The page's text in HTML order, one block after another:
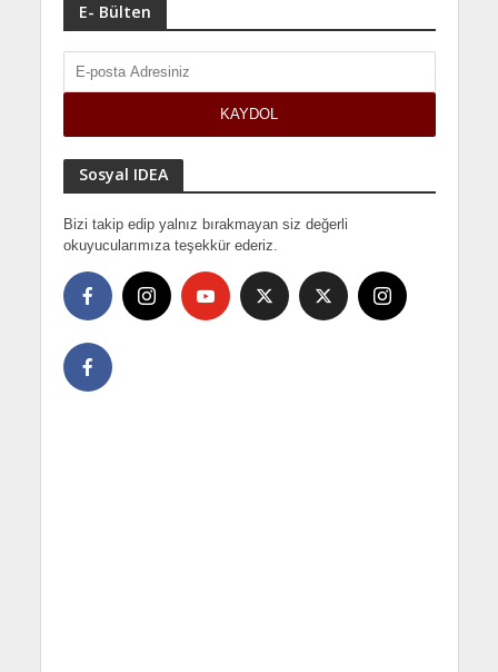
E- Bülten
Sosyal IDEA
Bizi takip edip yalnız bırakmayan siz değerli
okuyucularımıza teşekkür ederiz.